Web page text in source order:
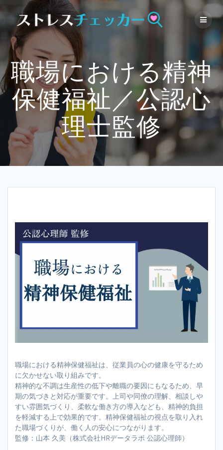
to
content
職場における精神
保健福祉／公認心
理士監修
職場における精神保健福祉は、従業員の心の健康を守るため
に欠かせない取り組みです。
精神的な不調は生産性の低下や離職の要因にもなるため、早
期の気づきと対応が重要です。上司や同僚の理解、相談しや
すい雰囲気づくり、柔軟な働き方の導入なども、精神的負担
を軽減する上で効果的です。精神保健福祉の視点を取り入れ
た職場づくりが、働く人の安心につながります。
監修：山本 久美（株式会社HRデータラボ 公認心理師）